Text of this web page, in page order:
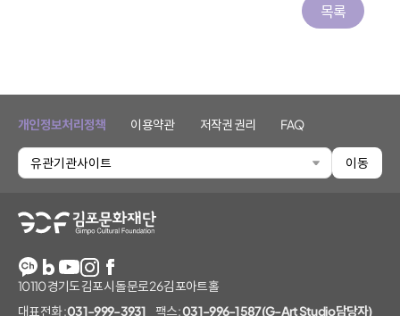
목록
개인정보처리정책 이용약관 저작권 권리 FAQ
유관기관사이트 이동
10110 경기도 김포시 돌문로 26 김포아트홀
대표전화 :031-999-3931 팩스 :031-996-1587(G-Art Studio담당자)